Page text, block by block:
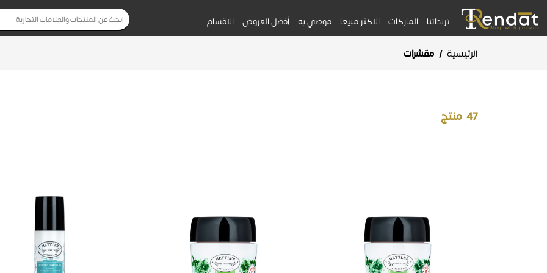
ترنداتنا الماركات الاكثر مبيعا موصي به أفضل العروض الاقسام
الرئيسية / مقشرات
47 منتج